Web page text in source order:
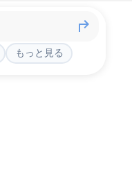
もっと見る